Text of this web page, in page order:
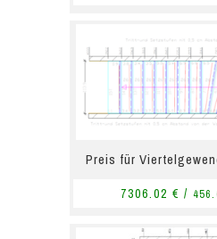
Preis für
7306.02 € /